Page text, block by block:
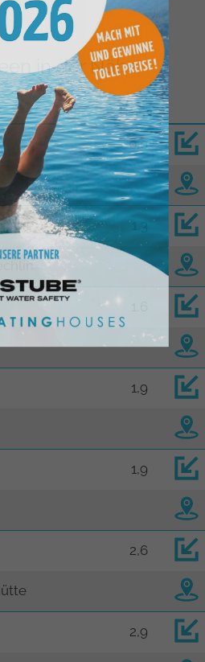
in der Nähe
km
0,0
1,3
1,9
1,9
2,6
2,9